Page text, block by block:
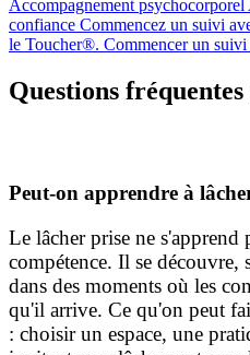
Accompagnement psychocorporel
confiance Commencez un suivi
le Toucher®. Commencer un suivi
Questions
Peut-on apprendre à
Le lâcher prise ne s'apprend
compétence. Il se
dans des moments où les
qu'il arrive. Ce qu'on peut
: choisir un espace, une